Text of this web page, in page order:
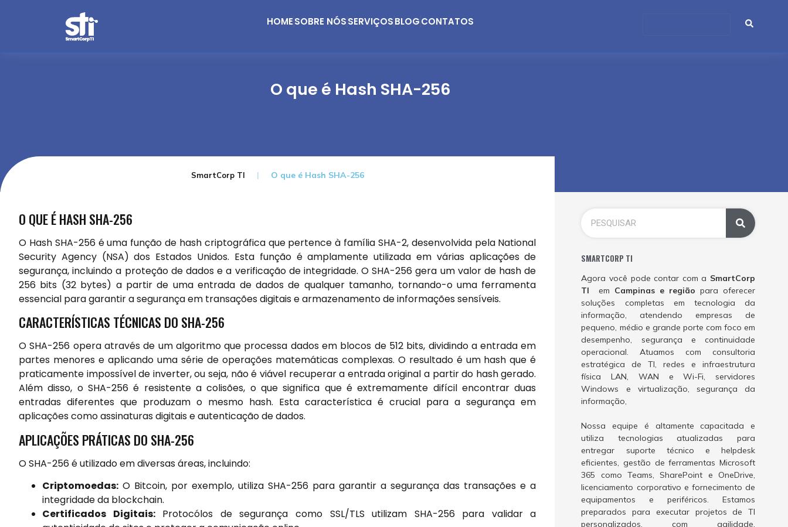
HOMESOBRE NÓSSERVIÇOSBLOGCONTATOS
O que é Hash SHA-256
SmartCorp TI O que é Hash SHA-256
O QUE É HASH SHA-256
O Hash SHA-256 é uma função de hash criptográfica que pertence à família SHA-2, desenvolvida pela National
Security Agency (NSA) dos Estados Unidos. Esta função é amplamente utilizada em várias aplicações de
segurança, incluindo a proteção de dados e a verificação de integridade. O SHA-256 gera um valor de hash de
256 bits (32 bytes) a partir de uma entrada de dados de qualquer tamanho, tornando-o uma ferramenta
essencial para garantir a segurança em transações digitais e armazenamento de informações sensíveis.
CARACTERÍSTICAS TÉCNICAS DO SHA-256
O SHA-256 opera através de um algoritmo que processa dados em blocos de 512 bits, dividindo a entrada em
partes menores e aplicando uma série de operações matemáticas complexas. O resultado é um hash que é
praticamente impossível de inverter, ou seja, não é viável recuperar a entrada original a partir do hash gerado.
Além disso, o SHA-256 é resistente a colisões, o que significa que é extremamente difícil encontrar duas
entradas diferentes que produzam o mesmo hash. Esta característica é crucial para a segurança em
aplicações como assinaturas digitais e autenticação de dados.
APLICAÇÕES PRÁTICAS DO SHA-256
O SHA-256 é utilizado em diversas áreas, incluindo:
Criptomoedas: O Bitcoin, por exemplo, utiliza SHA-256 para garantir a segurança das transações e a
integridade da blockchain.
Certificados Digitais:Protocólos de segurança como SSL/TLS utilizam SHA-256 para validar a
SMARTCORP TI
Agora você pode contar com a SmartCorp
TI em Campinas e região para oferecer
soluções completas em tecnologia da
informação, atendendo empresas de
pequeno, médio e grande porte com foco em
desempenho, segurança e continuidade
operacional. Atuamos com consultoria
estratégica de TI, redes e infraestrutura
física LAN, WAN e Wi-Fi, servidores
Windows e virtualização, segurança da
informação,
Nossa equipe é altamente capacitada e
utiliza tecnologias atualizadas para
entregar suporte técnico e helpdesk
eficientes, gestão de ferramentas Microsoft
365 como Teams, SharePoint e OneDrive,
licenciamento corporativo e fornecimento de
equipamentos e periféricos. Estamos
preparados para executar projetos de TI
personalizados, com agilidade,